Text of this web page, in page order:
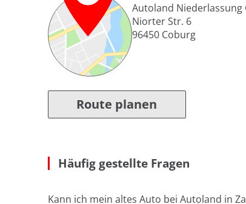
Autoland Niederlassung
Niorter Str. 6
96450 Coburg
Route planen
Häufig gestellte Fragen
Kann ich mein altes Auto bei Autoland in